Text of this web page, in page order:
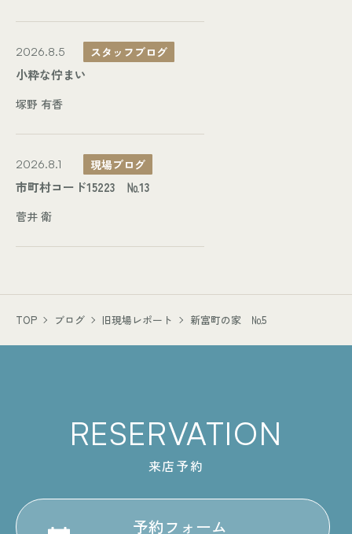
2026.8.5 スタッフブログ
小粋な佇まい
塚野 有香
2026.8.1 現場ブログ
市町村コード15223 №13
菅井 衛
TOP ブログ 旧現場レポート 新富町の家 №5
RESERVATION
来店予約
予約フォーム